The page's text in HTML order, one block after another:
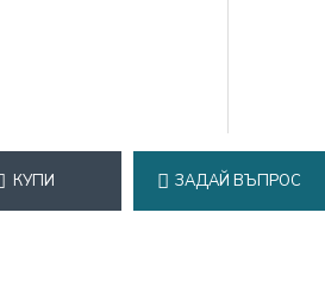
КУПИ ЗАДАЙ ВЪПРОС